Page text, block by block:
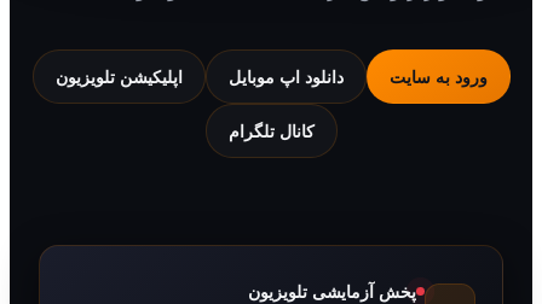
به سایت دانلود اپ موبایل اپلیکیشن تلویزیون
کانال تلگرام
پخش آزمایشی تلویزیون